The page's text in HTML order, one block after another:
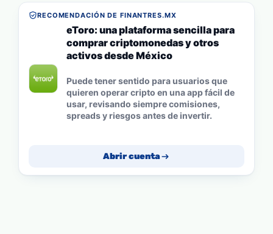
RECOMENDACIÓN DE FINANTRES.MX
eToro: una plataforma sencilla para
comprar criptomonedas y otros
activos desde México
Puede tener sentido para usuarios que
quieren operar cripto en una app fácil de
usar, revisando siempre comisiones,
spreads y riesgos antes de invertir.
Abrir cuenta